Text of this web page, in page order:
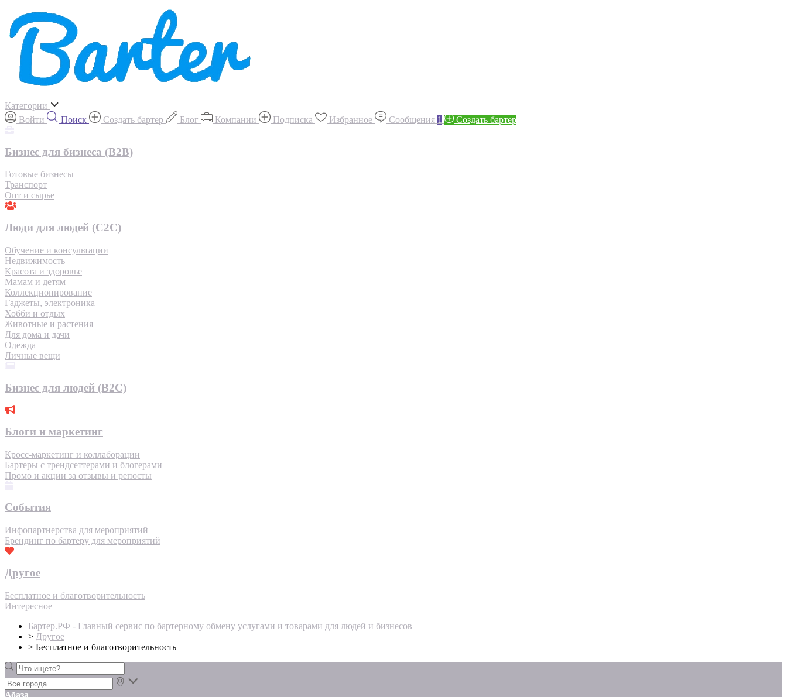
Категории
Войти
Поиск Создать бартер Блог Компании Подписка Избранное Сообщения 1 Создать бартер
Бизнес для бизнеса (B2B)
Готовые бизнесы
Транспорт
Опт и сырье
Люди для людей (С2С)
Обучение и консультации
Недвижимость
Красота и здоровье
Мамам и детям
Коллекционирование
Гаджеты, электроника
Хобби и отдых
Животные и растения
Для дома и дачи
Одежда
Личные вещи
Бизнес для людей (B2C)
Блоги и маркетинг
Кросс-маркетинг и коллаборации
Бартеры с трендсеттерами и блогерами
Промо и акции за отзывы и репосты
События
Инфопартнерства для мероприятий
Брендинг по бартеру для мероприятий
Другое
Бесплатное и благотворительность
Интересное
Бартер.РФ - Главный сервис по бартерному обмену услугами и товарами для людей и бизнесов
> Другое
> Бесплатное и благотворительность
Абаза